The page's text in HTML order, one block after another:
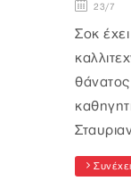
23/7
Σοκ